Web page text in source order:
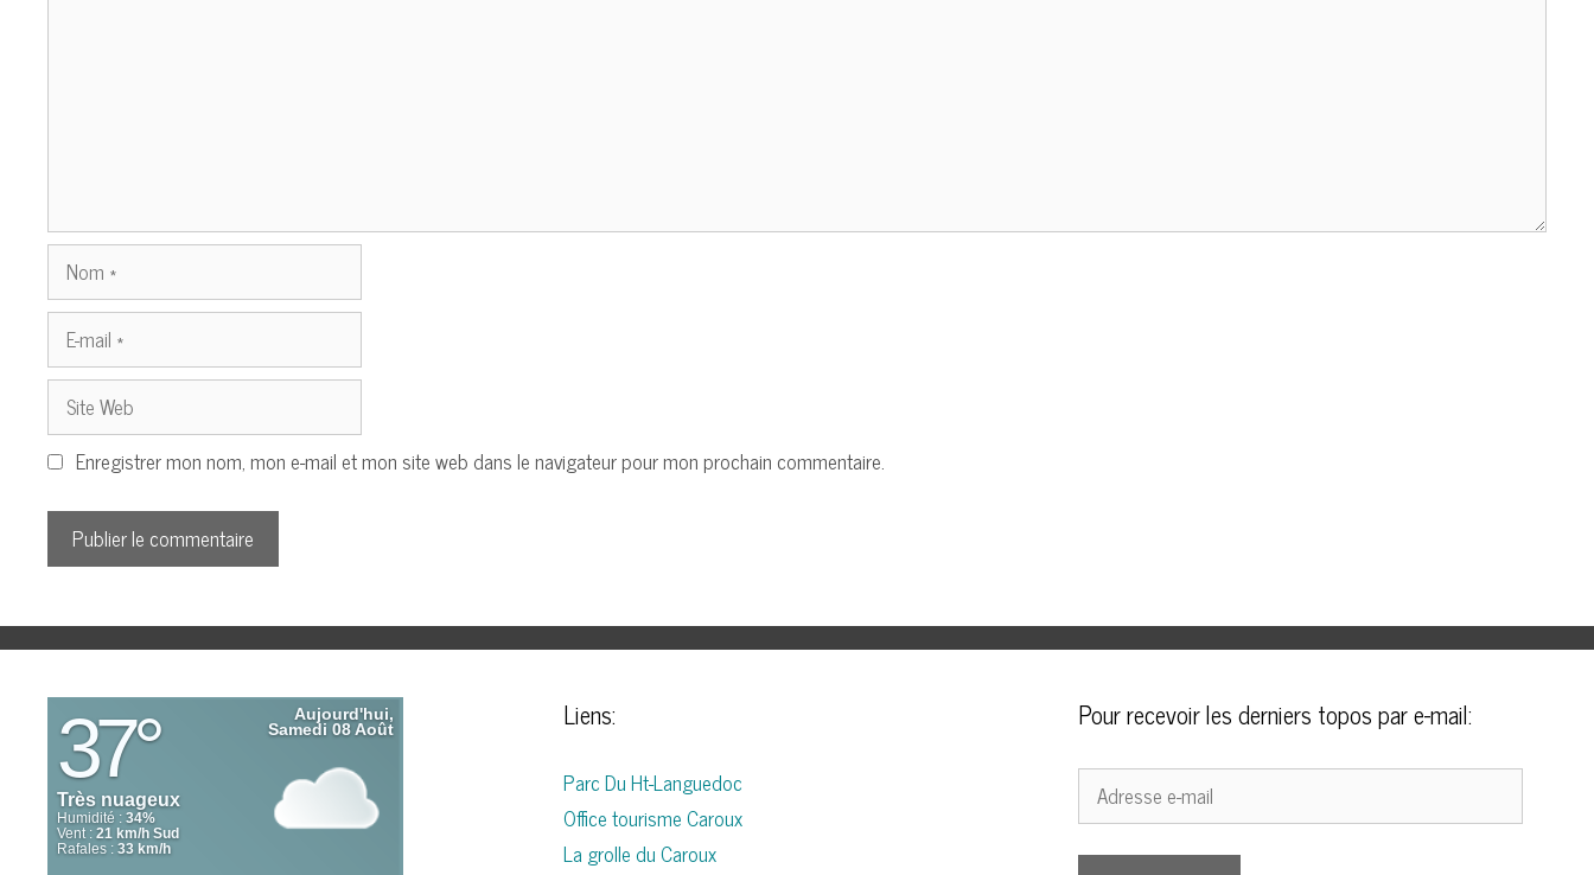
Nom
E-
mail
Site
Web
Enregistrer mon nom, mon e-mail et mon site web dans le navigateur pour mon prochain commentaire.
Liens:
Parc Du Ht-Languedoc
Office tourisme Caroux
La grolle du Caroux
Pour recevoir les derniers topos par e-mail:
Adresse